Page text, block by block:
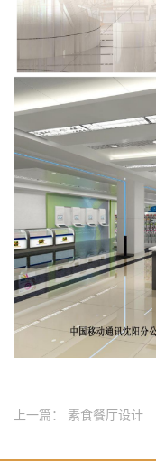
上一篇： 素食餐厅设计